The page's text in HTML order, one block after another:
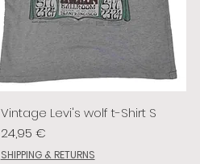
Vintage Levi's wolf t-Shirt S
Prix
24,95 €
SHIPPING & RETURNS